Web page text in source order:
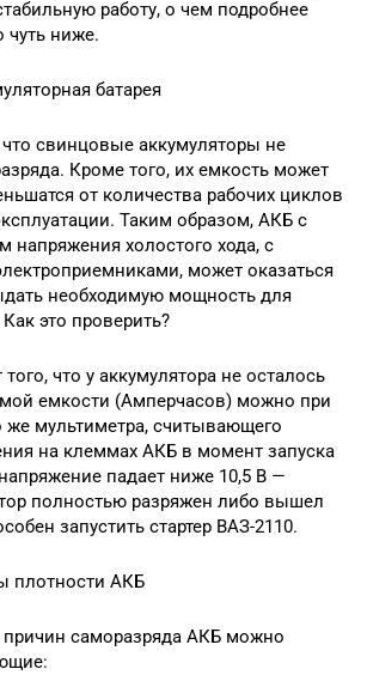
работу, о чем подробнее
чуть ниже.
батарея
свинцовые аккумуляторы не
Кроме того, их емкость может
от количества рабочих циклов
Таким образом, АКБ с
напряжения холостого хода, с
может оказаться
необходимую мощность для
это проверить?
что у аккумулятора не осталось
емкости (Амперчасов) можно при
мультиметра, считывающего
на клеммах АКБ в момент запуска
падает ниже 10,5 В —
полностью разряжен либо вышел
запустить стартер ВАЗ-2110.
плотности АКБ
саморазряда АКБ можно